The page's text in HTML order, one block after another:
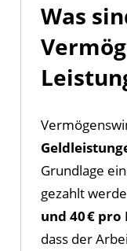
Was
Grundlage
gezahlt
und 40 €
dass der